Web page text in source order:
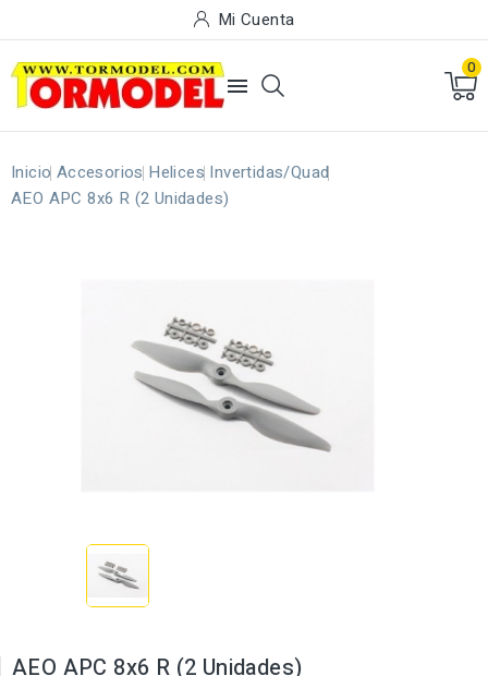
Mi Cuenta

0
Inicio Accesorios Helices Invertidas/Quad
AEO APC 8x6 R (2 Unidades)
AEO APC 8x6 R (2 Unidades)